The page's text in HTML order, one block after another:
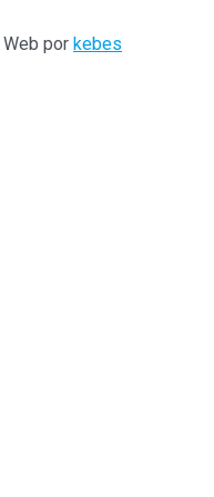
por kebes